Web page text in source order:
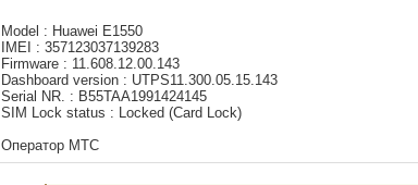
Model : Huawei E1550
IMEI : 357123037139283
Firmware : 11.608.12.00.143
Dashboard version : UTPS11.300.05.15.143
Serial NR. : B55TAA1991424145
SIM Lock status : Locked (Card Lock)
Оператор МТС